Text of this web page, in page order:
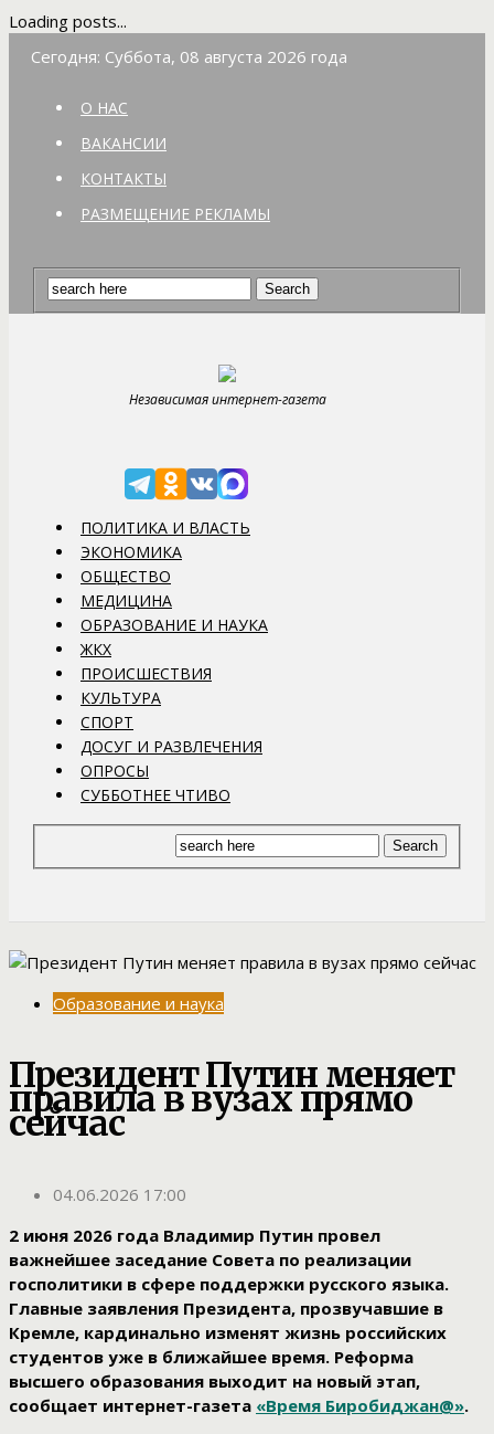
Loading posts...
Сегодня: Суббота, 08 августа 2026 года
О НАС
ВАКАНСИИ
КОНТАКТЫ
РАЗМЕЩЕНИЕ РЕКЛАМЫ
Независимая интернет-газета
ПОЛИТИКА И ВЛАСТЬ
ЭКОНОМИКА
ОБЩЕСТВО
МЕДИЦИНА
ОБРАЗОВАНИЕ И НАУКА
ЖКХ
ПРОИСШЕСТВИЯ
КУЛЬТУРА
СПОРТ
ДОСУГ И РАЗВЛЕЧЕНИЯ
ОПРОСЫ
СУББОТНЕЕ ЧТИВО
Образование и наука
Президент Путин меняет
правила в вузах прямо
сейчас
04.06.2026 17:00
2 июня 2026 года Владимир Путин провел
важнейшее заседание Совета по реализации
госполитики в сфере поддержки русского языка.
Главные заявления Президента, прозвучавшие в
Кремле, кардинально изменят жизнь российских
студентов уже в ближайшее время. Реформа
высшего образования выходит на новый этап,
сообщает интернет-газета «Время Биробиджан@».